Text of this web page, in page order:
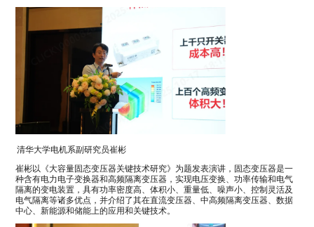
清华大学电机系副研究员崔彬
崔彬以《大容量固态变压器关键技术研究》为题发表演讲，固态变压器是一
种含有电力电子变换器和高频隔离变压器，实现电压变换、功率传输和电气
隔离的变电装置，具有功率密度高、体积小、重量低、噪声小、控制灵活及
电气隔离等诸多优点，并介绍了其在直流变压器、中高频隔离变压器、数据
中心、新能源和储能上的应用和关键技术。